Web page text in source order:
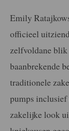
Emily
officieel
zelfvoldane blik
baanbrekende
traditionele
pumps inclusief
zakelijke look